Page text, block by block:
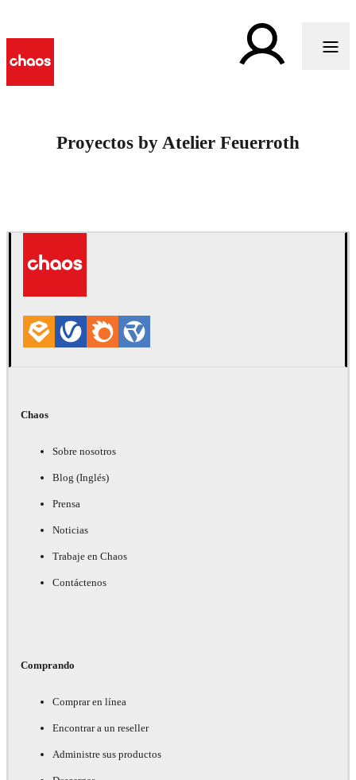
Proyectos by Atelier Feuerroth
Chaos
Sobre nosotros
Blog (Inglés)
Prensa
Noticias
Trabaje en Chaos
Contáctenos
Comprando
Comprar en línea
Encontrar a un reseller
Administre sus productos